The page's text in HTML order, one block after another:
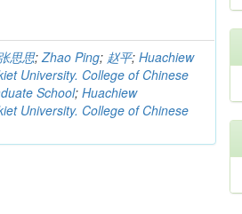
思思;Zhao Ping; 赵平;Huachiew
University. College of Chinese
School;Huachiew
University. College of Chinese